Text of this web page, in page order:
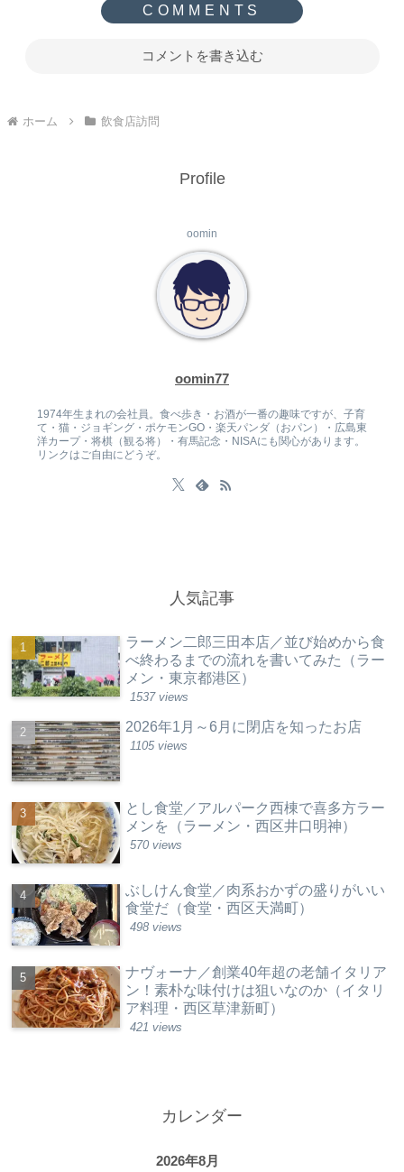
コメントを書き込む
ホーム 飲食店訪問
Profile
oomin
oomin77
1974年生まれの会社員。食べ歩き・お酒が一番の趣味ですが、子育
て・猫・ジョギング・ポケモンGO・楽天パンダ（おパン）・広島東
洋カープ・将棋（観る将）・有馬記念・NISAにも関心があります。
リンクはご自由にどうぞ。
人気記事
ラーメン二郎三田本店／並び始めから食
べ終わるまでの流れを書いてみた（ラー
メン・東京都港区）
1537 views
2026年1月～6月に閉店を知ったお店
1105 views
とし食堂／アルパーク西棟で喜多方ラー
メンを（ラーメン・西区井口明神）
570 views
ぶしけん食堂／肉系おかずの盛りがいい
食堂だ（食堂・西区天満町）
498 views
ナヴォーナ／創業40年超の老舗イタリア
ン！素朴な味付けは狙いなのか（イタリ
ア料理・西区草津新町）
421 views
カレンダー
2026年8月